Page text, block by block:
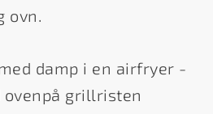
ovn.
damp i en airfryer -
grillristen